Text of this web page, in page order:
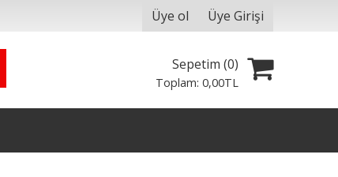
Üye ol Üye Girişi
Sepetim (0)
Toplam:0,00TL